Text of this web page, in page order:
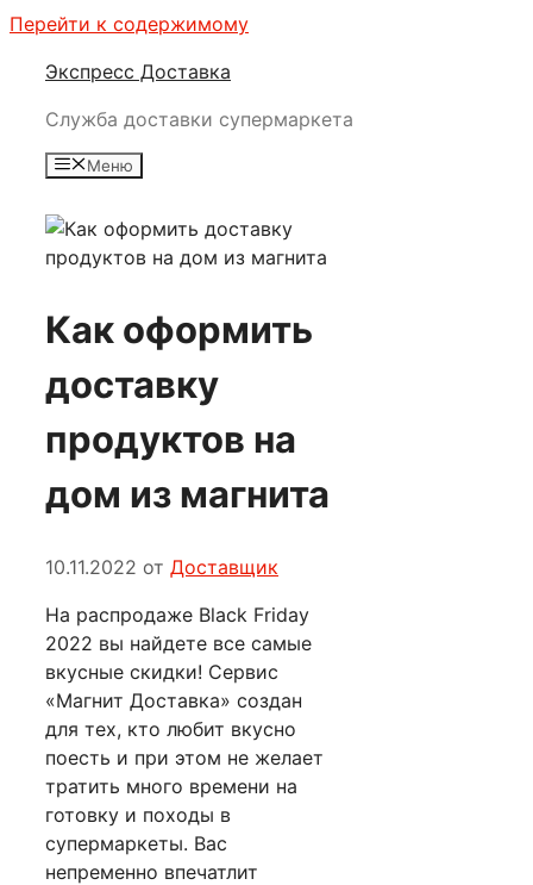
Перейти к содержимому
Экспресс Доставка
Служба доставки супермаркета
Меню
Как оформить
доставку
продуктов на
дом из магнита
10.11.2022 от Доставщик
На распродаже Black Friday
2022 вы найдете все самые
вкусные скидки! Сервис
«Магнит Доставка» создан
для тех, кто любит вкусно
поесть и при этом не желает
тратить много времени на
готовку и походы в
супермаркеты. Вас
непременно впечатлит